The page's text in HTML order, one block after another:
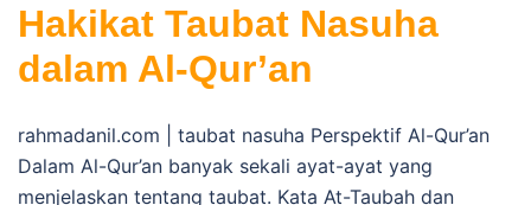
Hakikat Taubat Nasuha
dalam Al-Qur’an
rahmadanil.com | taubat nasuha Perspektif Al-Qur’an
Dalam Al-Qur’an banyak sekali ayat-ayat yang
menjelaskan tentang taubat. Kata At-Taubah dan